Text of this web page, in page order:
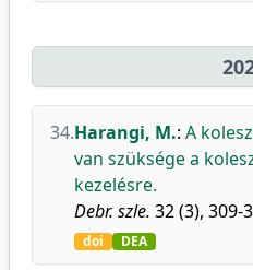
34.Harangi, M.: A
van szüksége a
kezelésre.
Debr. szle. 32 (3), 309-
doi DEA